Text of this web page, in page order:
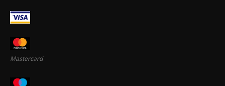
Mastercard